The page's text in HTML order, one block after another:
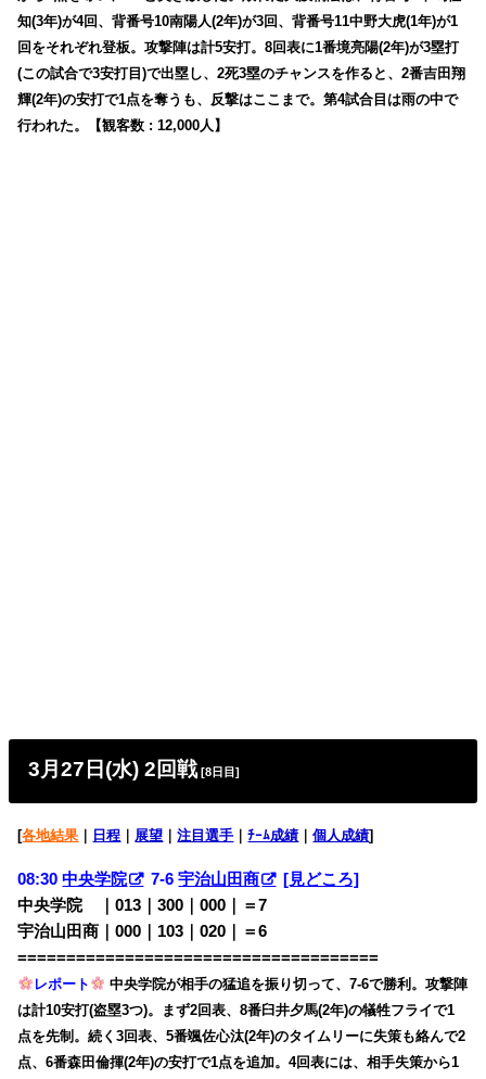
知(3年)が4回、背番号10南陽人(2年)が3回、背番号11中野大虎(1年)が1
回をそれぞれ登板。攻撃陣は計5安打。8回表に1番境亮陽(2年)が3塁打
(この試合で3安打目)で出塁し、2死3塁のチャンスを作ると、2番吉田翔
輝(2年)の安打で1点を奪うも、反撃はここまで。第4試合目は雨の中で
行われた。【観客数 : 12,000人】
3月27日(水) 2回戦[8日目]
[各地結果 日程 展望 ｜注目選手 ｜ﾁｰﾑ成績 ｜個人成績]
08:30中央学院 7-6宇治山田商
[見どころ]
中央学院 ｜013｜300｜000｜＝7
宇治山田商｜000｜103｜020｜＝6
=====================================
レポート
中央学院が相手の猛追を振り切って、7-6で勝利。攻撃陣
は計10安打(盗塁3つ)。まず2回表、8番臼井夕馬(2年)の犠牲フライで1
点を先制。続く3回表、5番颯佐心汰(2年)のタイムリーに失策も絡んで2
点、6番森田倫揮(2年)の安打で1点を追加。4回表には、相手失策から1